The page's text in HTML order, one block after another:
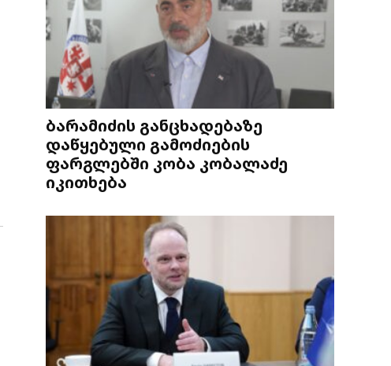
ბარამიძის განცხადებაზე
დაწყებული გამოძიების
ფარგლებში კობა კობალაძე
იკითხება